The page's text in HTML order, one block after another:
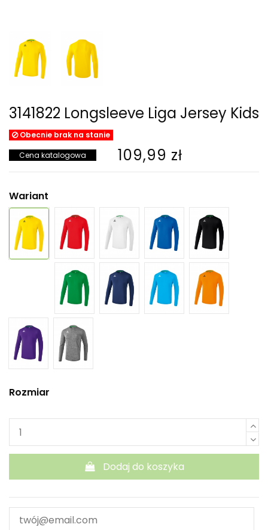
3141822 Longsleeve Liga Jersey Kids
Obecnie brak na stanie
Cena katalogowa 109,99 zł
Wariant
Rozmiar
Dodaj do koszyka